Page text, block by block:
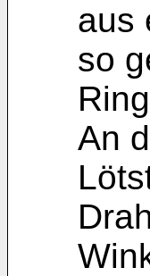
aus
so
An